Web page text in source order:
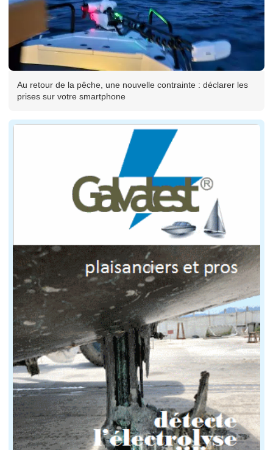
Au retour de la pêche, une nouvelle contrainte : déclarer les
prises sur votre smartphone